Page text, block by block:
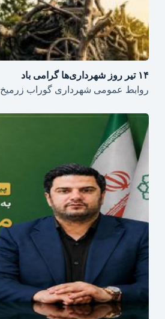
۱۴ تیر روز شهرداری‌ها گرامی باد
روابط عمومی شهرداری گوراب زرمیخ